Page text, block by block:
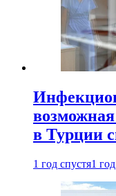
в Турции
1 год спустя1